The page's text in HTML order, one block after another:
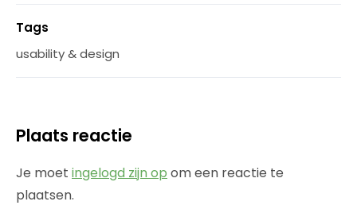
Tags
usability & design
Plaats reactie
Je moet ingelogd zijn op om een reactie te
plaatsen.